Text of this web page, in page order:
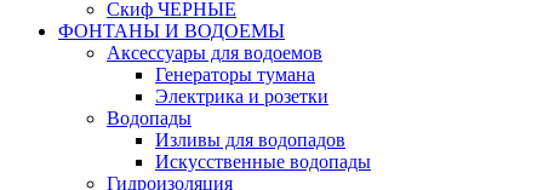
Скиф ЧЕРНЫЕ
ФОНТАНЫ И ВОДОЕМЫ
Аксессуары для водоемов
Генераторы тумана
Электрика и розетки
Водопады
Изливы для водопадов
Искусственные водопады
Гидроизоляция